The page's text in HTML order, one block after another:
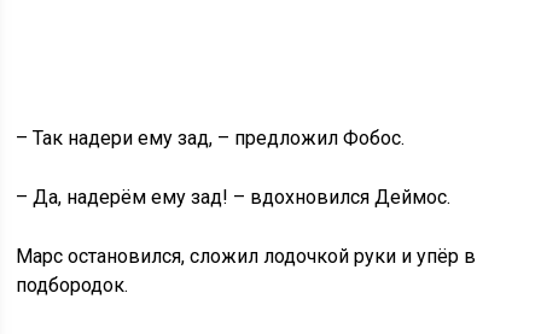
– Так надери ему зад, – предложил Фобос.
– Да, надерём ему зад! – вдохновился Деймос.
Марс остановился, сложил лодочкой руки и упёр в
подбородок.